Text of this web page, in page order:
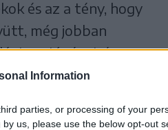
Information
parties, or processing of your
us, please use the below opt-out
és az a tény, hogy
még jobban
tíz évet és
való
a táskát és
lebegett előttem, és